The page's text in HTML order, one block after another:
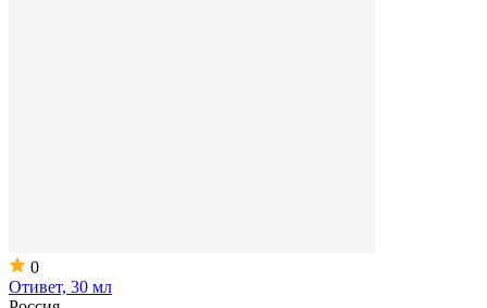
0
Отивет, 30 мл